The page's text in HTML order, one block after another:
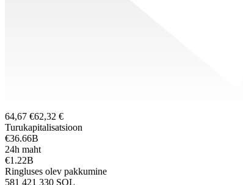
64,67 €62,32 €
Turukapitalisatsioon
€36.66B
24h maht
€1.22B
Ringluses olev pakkumine
581 421 330 SOL